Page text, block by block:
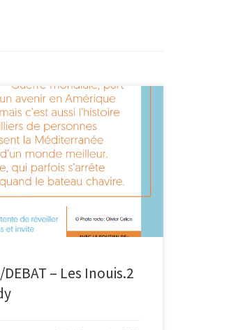
du Théatre d’un jour fait escale à
pour vous présenter son
« Les Inouis.2 » sur le thème des
« Ceci n’est pas une crise de
crise d’humanité ». Il s’agit d’une
minutes) jouée dans une semi-
DEBAT – Les Inouis.2